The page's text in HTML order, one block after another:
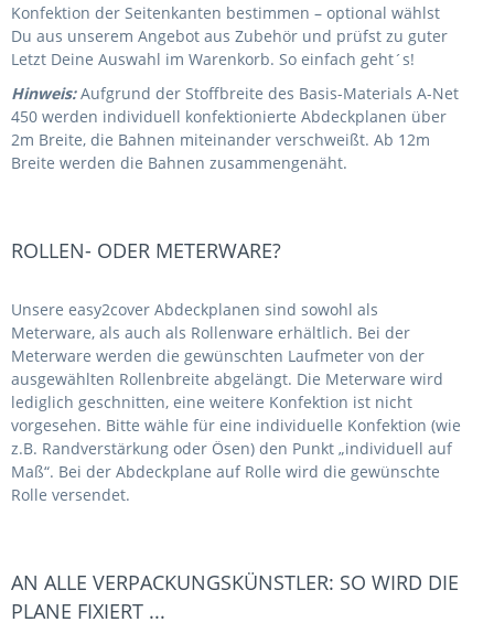
Konfektion der Seitenkanten bestimmen – optional wählst
Du aus unserem Angebot aus Zubehör und prüfst zu guter
Letzt Deine Auswahl im Warenkorb. So einfach geht´s!
Hinweis: Aufgrund der Stoffbreite des Basis-Materials A-Net
450 werden individuell konfektionierte Abdeckplanen über
2m Breite, die Bahnen miteinander verschweißt. Ab 12m
Breite werden die Bahnen zusammengenäht.
ROLLEN- ODER METERWARE?
Unsere easy2cover Abdeckplanen sind sowohl als
Meterware, als auch als Rollenware erhältlich. Bei der
Meterware werden die gewünschten Laufmeter von der
ausgewählten Rollenbreite abgelängt. Die Meterware wird
lediglich geschnitten, eine weitere Konfektion ist nicht
vorgesehen. Bitte wähle für eine individuelle Konfektion (wie
z.B. Randverstärkung oder Ösen) den Punkt „individuell auf
Maß“. Bei der Abdeckplane auf Rolle wird die gewünschte
Rolle versendet.
AN ALLE VERPACKUNGSKÜNSTLER: SO WIRD DIE
PLANE FIXIERT ...